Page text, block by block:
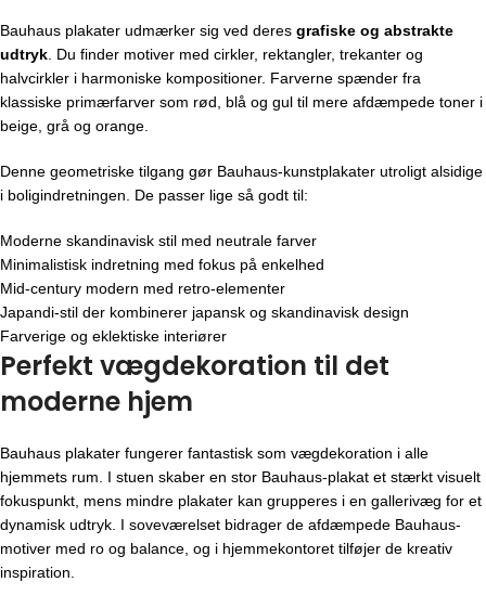
Bauhaus plakater udmærker sig ved deres grafiske og abstrakte
udtryk . Du finder motiver med cirkler, rektangler, trekanter og
halvcirkler i harmoniske kompositioner. Farverne spænder fra
klassiske primærfarver som rød, blå og gul til mere afdæmpede toner i
beige, grå og orange.
Denne geometriske tilgang gør Bauhaus-kunstplakater utroligt alsidige
i boligindretningen. De passer lige så godt til:
Moderne skandinavisk stil med neutrale farver
Minimalistisk indretning med fokus på enkelhed
Mid-century modern med retro-elementer
Japandi-stil der kombinerer japansk og skandinavisk design
Farverige og eklektiske interiører
Perfekt vægdekoration til det
moderne hjem
Bauhaus plakater fungerer fantastisk som vægdekoration i alle
hjemmets rum. I stuen skaber en stor Bauhaus-plakat et stærkt visuelt
fokuspunkt, mens mindre plakater kan grupperes i en gallerivæg for et
dynamisk udtryk. I soveværelset bidrager de afdæmpede Bauhaus-
motiver med ro og balance, og i hjemmekontoret tilføjer de kreativ
inspiration.